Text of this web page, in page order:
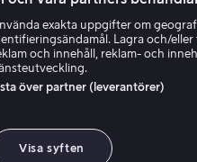
Välj en annan
exakta uppgifter om
Lagra och/
och innehåll, reklam- och
över partner (leverantörer)
Visa syften